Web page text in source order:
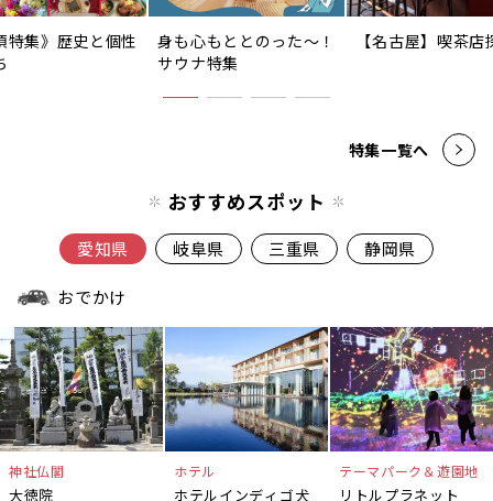
特集》歴史と個性
身も心もととのった〜！
サウナ特集
【名古屋】喫茶店
特集一覧へ
おすすめスポット
愛知県 岐阜県 三重県 静岡県
おでかけ
神社仏閣
大徳院
ホテル
ホテルインディゴ犬
テーマパーク＆遊園地
リトルプラネット